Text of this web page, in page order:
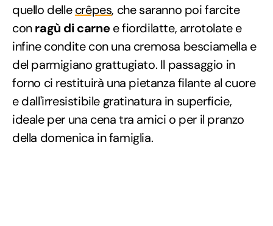
quello dellecrêpes, che saranno poi farcite
conragù di carnee fiordilatte, arrotolate e
infine condite con una cremosa besciamella e
del parmigiano grattugiato. Il passaggio in
forno ci restituirà una pietanza filante al cuore
e dall'irresistibile gratinatura in superficie,
ideale per una cena tra amici o per il pranzo
della domenica in famiglia.